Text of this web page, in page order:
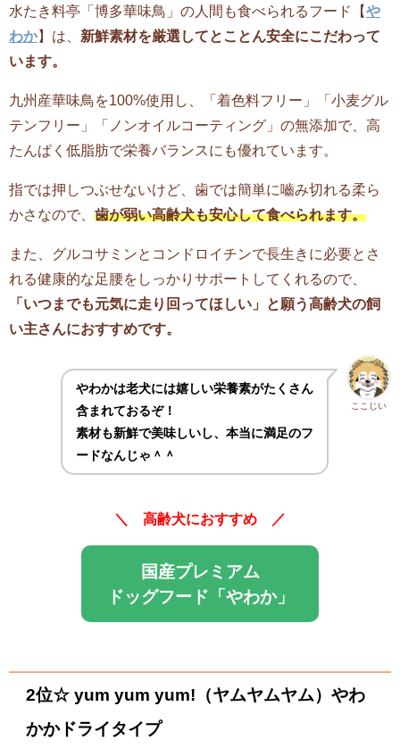
水たき料亭「博多華味鳥」の人間も食べられるフード【や
わか】は、 新鮮素材を厳選してとことん安全にこだわって
います。
九州産華味鳥を100%使用し、「着色料フリー」「小麦グル
テンフリー」「ノンオイルコーティング」の無添加で、高
たんぱく低脂肪で栄養バランスにも優れています。
指では押しつぶせないけど、歯では簡単に嚙み切れる柔ら
かさなので、 歯が弱い高齢犬も安心して食べられます。
また、グルコサミンとコンドロイチンで長生きに必要とさ
れる健康的な足腰をしっかりサポートしてくれるので、
「いつまでも元気に走り回ってほしい」と願う高齢犬の飼
い主さんにおすすめです。
ここじい
やわかは老犬には嬉しい栄養素がたくさん
含まれておるぞ！
素材も新鮮で美味しいし、本当に満足のフ
ードなんじゃ＾＾
＼ 高齢犬におすすめ ／
国産プレミアム
ドッグフード「やわか」
2位☆ yum yum yum!（ヤムヤムヤム）やわ
かかドライタイプ